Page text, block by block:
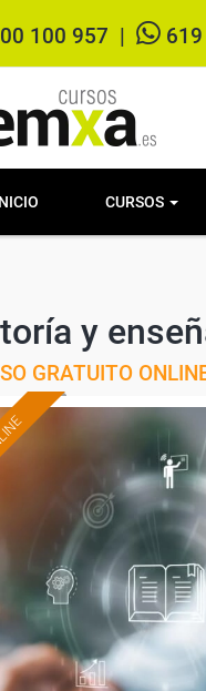
100 957
CURSOS
y
GRATUITO